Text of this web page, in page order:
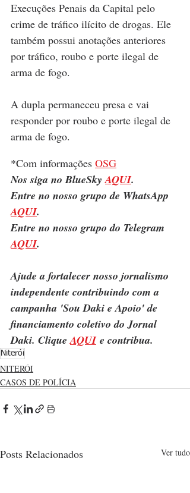
Execuções Penais da Capital pelo
crime de tráfico ilícito de drogas. Ele
também possui anotações anteriores
por tráfico, roubo e porte ilegal de
arma de fogo.
A dupla permaneceu presa e vai
responder por roubo e porte ilegal de
arma de fogo.
*Com informações OSG
Nos siga no BlueSky AQUI.
Entre no nosso grupo de WhatsApp
AQUI.
Entre no nosso grupo do Telegram
AQUI.
Ajude a fortalecer nosso jornalismo
independente contribuindo com a
campanha 'Sou Daki e Apoio' de
financiamento coletivo do Jornal
Daki. Clique AQUI e contribua.
Niterói
NITERÓI
CASOS DE POLÍCIA
Posts Relacionados Ver tudo